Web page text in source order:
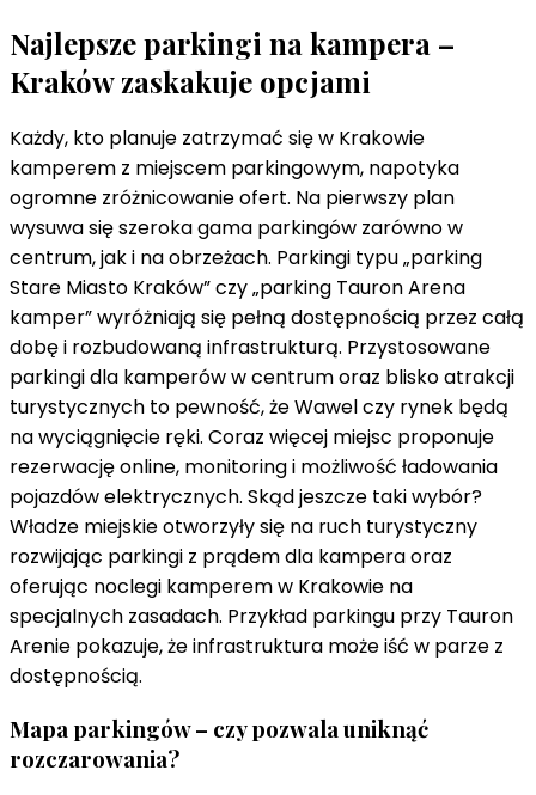
Najlepsze parkingi na kampera –
Kraków zaskakuje opcjami
Każdy, kto planuje zatrzymać się w Krakowie
kamperem z miejscem parkingowym, napotyka
ogromne zróżnicowanie ofert. Na pierwszy plan
wysuwa się szeroka gama parkingów zarówno w
centrum, jak i na obrzeżach. Parkingi typu „parking
Stare Miasto Kraków” czy „parking Tauron Arena
kamper” wyróżniają się pełną dostępnością przez całą
dobę i rozbudowaną infrastrukturą. Przystosowane
parkingi dla kamperów w centrum oraz blisko atrakcji
turystycznych to pewność, że Wawel czy rynek będą
na wyciągnięcie ręki. Coraz więcej miejsc proponuje
rezerwację online, monitoring i możliwość ładowania
pojazdów elektrycznych. Skąd jeszcze taki wybór?
Władze miejskie otworzyły się na ruch turystyczny
rozwijając parkingi z prądem dla kampera oraz
oferując noclegi kamperem w Krakowie na
specjalnych zasadach. Przykład parkingu przy Tauron
Arenie pokazuje, że infrastruktura może iść w parze z
dostępnością.
Mapa parkingów – czy pozwala uniknąć
rozczarowania?